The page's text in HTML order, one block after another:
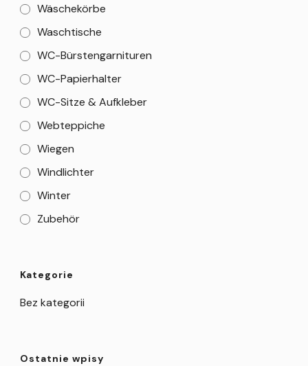
Wäschekörbe
Waschtische
WC-Bürstengarnituren
WC-Papierhalter
WC-Sitze & Aufkleber
Webteppiche
Wiegen
Windlichter
Winter
Zubehör
Kategorie
Bez kategorii
Ostatnie wpisy